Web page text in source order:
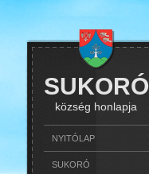
SUKORÓ
község honlapja
NYITÓLAP
SUKORÓ